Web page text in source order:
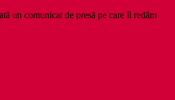
un comunicat de presă pe care îl redăm